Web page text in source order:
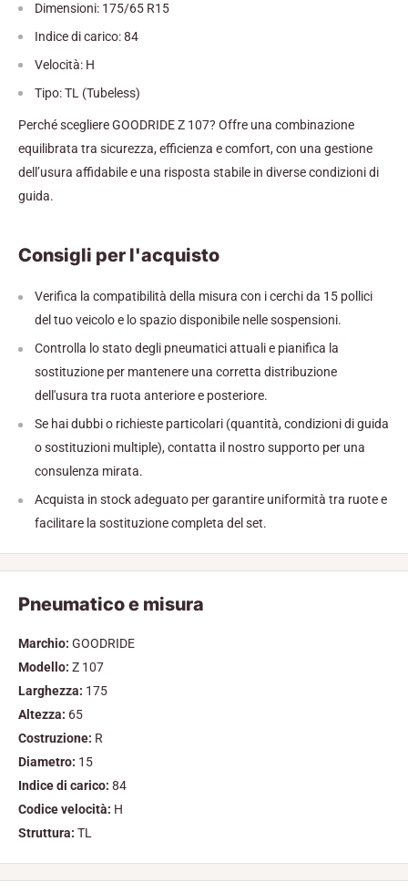
Dimensioni: 175/65 R15
Indice di carico: 84
Velocità: H
Tipo: TL (Tubeless)
Perché scegliere GOODRIDE Z 107? Offre una combinazione
equilibrata tra sicurezza, efficienza e comfort, con una gestione
dell’usura affidabile e una risposta stabile in diverse condizioni di
guida.
Consigli per l'acquisto
Verifica la compatibilità della misura con i cerchi da 15 pollici
del tuo veicolo e lo spazio disponibile nelle sospensioni.
Controlla lo stato degli pneumatici attuali e pianifica la
sostituzione per mantenere una corretta distribuzione
dell'usura tra ruota anteriore e posteriore.
Se hai dubbi o richieste particolari (quantità, condizioni di guida
o sostituzioni multiple), contatta il nostro supporto per una
consulenza mirata.
Acquista in stock adeguato per garantire uniformità tra ruote e
facilitare la sostituzione completa del set.
Pneumatico e misura
Marchio: GOODRIDE
Modello: Z 107
Larghezza: 175
Altezza: 65
Costruzione: R
Diametro: 15
Indice di carico: 84
Codice velocità: H
Struttura: TL